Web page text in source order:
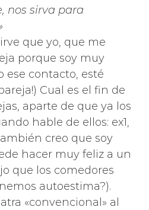
nos sirva para
que yo, que me
porque soy muy
ese contacto, esté
Cual es el fin de
aparte de que ya los
hable de ellos: ex1,
creo que soy
hacer muy feliz a un
que los comedores
autoestima?).
«convencional» al